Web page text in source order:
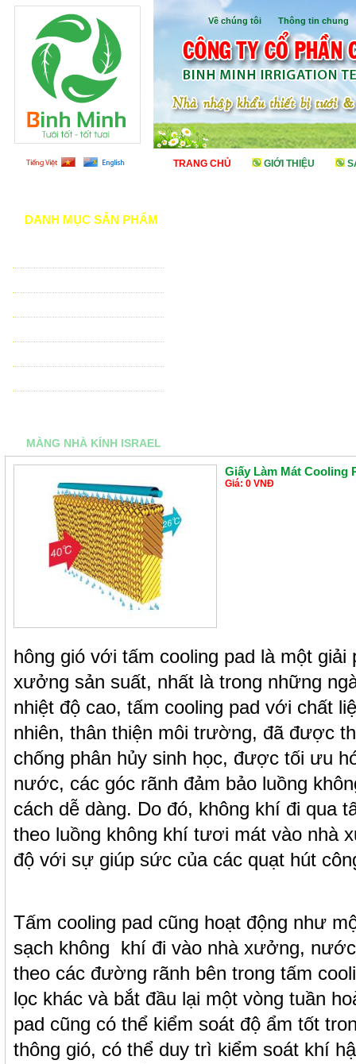
TRANG CHỦ GIỚI THIỆU
Về chúng tôi Thông tin chung
DANH MỤC SẢN PHẨM
MÀNG NHÀ KÍNH ISRAEL
Giấy Làm Mát Cooling
Giá: 0 VNĐ
hông gió với tấm cooling pad là một giải
xưởng sản suất, nhất là trong những
nhiệt độ cao, tấm cooling pad với chất
nhiên, thân thiện môi trường, đã được
chống phân hủy sinh học, được tối ưu
nước, các góc rãnh đảm bảo luồng
cách dễ dàng. Do đó, không khí đi qua
theo luồng không khí tươi mát vào nhà
độ với sự giúp sức của các quạt hút
Tấm cooling pad cũng hoạt động như
sạch không khí đi vào nhà xưởng,
theo các đường rãnh bên trong tấm
lọc khác và bắt đầu lại một vòng tuần
pad cũng có thể kiểm soát độ ẩm tốt
thông gió, có thể duy trì kiểm soát khí